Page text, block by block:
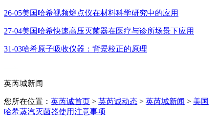
26-05美国哈希视频熔点仪在材料科学研究中的应用
27-04美国哈希快速高压灭菌器在医疗与诊所场景下应用
31-03哈希原子吸收仪器：背景校正的原理
英芮城新闻
您所在位置： 英芮诚首页 > 英芮诚动态 > 英芮城新闻 > 美国
哈希蒸汽灭菌器使用注意事项